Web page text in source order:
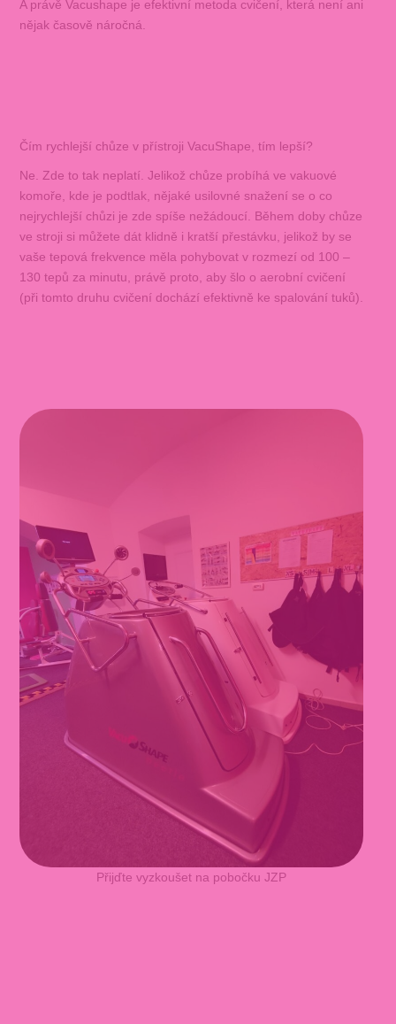
A právě Vacushape je efektivní metoda cvičení, která není ani
nějak časově náročná.
Čím rychlejší chůze v přístroji VacuShape, tím lepší?
Ne. Zde to tak neplatí. Jelikož chůze probíhá ve vakuové
komoře, kde je podtlak, nějaké usilovné snažení se o co
nejrychlejší chůzi je zde spíše nežádoucí. Během doby chůze
ve stroji si můžete dát klidně i kratší přestávku, jelikož by se
vaše tepová frekvence měla pohybovat v rozmezí od 100 –
130 tepů za minutu, právě proto, aby šlo o aerobní cvičení
(při tomto druhu cvičení dochází efektivně ke spalování tuků).
Přijďte vyzkoušet na pobočku JZP